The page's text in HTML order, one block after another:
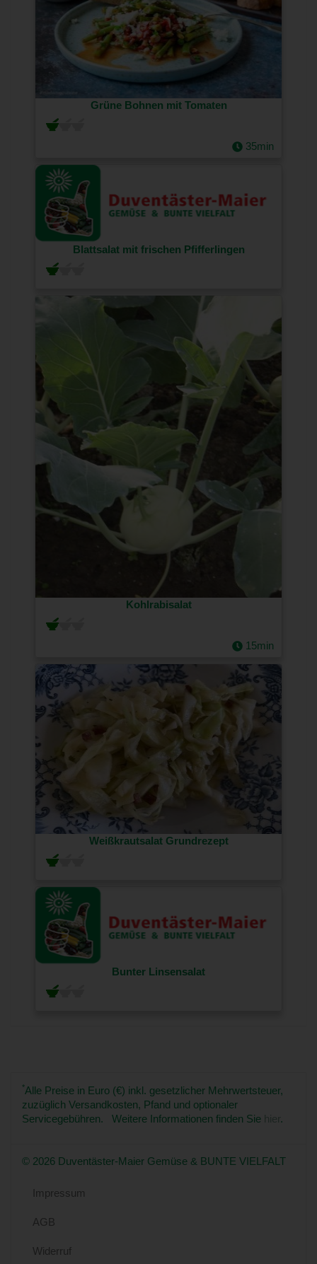
Grüne Bohnen mit Tomaten
35min
Blattsalat mit frischen Pfifferlingen
Kohlrabisalat
15min
Weißkrautsalat Grundrezept
Bunter Linsensalat
*Alle Preise in Euro (€) inkl. gesetzlicher Mehrwertsteuer,
zuzüglich Versandkosten, Pfand und optionaler
Servicegebühren. Weitere Informationen finden Sie hier.
© 2026 Duventäster-Maier Gemüse & BUNTE VIELFALT
Impressum
AGB
Widerruf